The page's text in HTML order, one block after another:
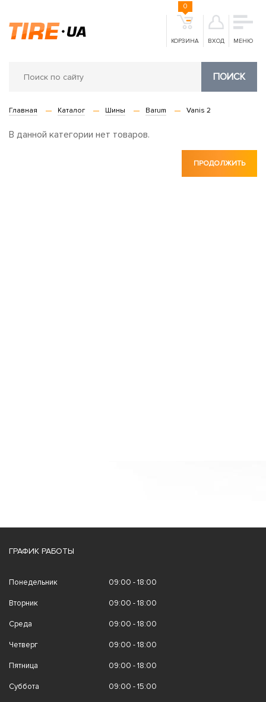
КОРЗИНА
0
ВХОД МЕНЮ
ПОИСК
Главная Каталог Шины Barum Vanis 2
В данной категории нет товаров.
ПРОДОЛЖИТЬ
ГРАФИК РАБОТЫ
Понедельник 09:00 - 18:00
Вторник 09:00 - 18:00
Среда 09:00 - 18:00
Четверг 09:00 - 18:00
Пятница 09:00 - 18:00
Суббота 09:00 - 15:00